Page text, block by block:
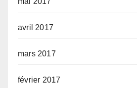
avril 2017
mars 2017
février 2017